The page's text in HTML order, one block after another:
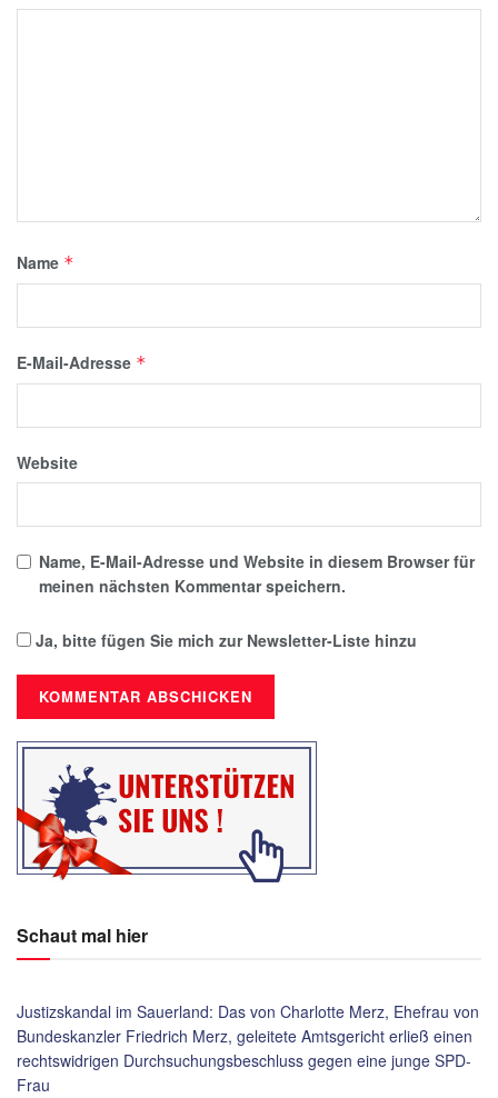
Name *
E-Mail-Adresse *
Website
Name, E-Mail-Adresse und Website in diesem Browser für
meinen nächsten Kommentar speichern.
Ja, bitte fügen Sie mich zur Newsletter-Liste hinzu
Schaut mal hier
Justizskandal im Sauerland: Das von Charlotte Merz, Ehefrau von
Bundeskanzler Friedrich Merz, geleitete Amtsgericht erließ einen
rechtswidrigen Durchsuchungsbeschluss gegen eine junge SPD-
Frau